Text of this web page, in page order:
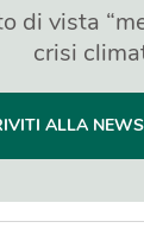
di vista
crisi
ALLA